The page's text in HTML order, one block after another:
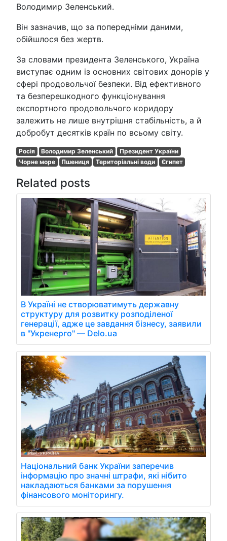
Володимир Зеленський.
Він зазначив, що за попередніми даними,
обійшлося без жертв.
За словами президента Зеленського, Україна
виступає одним із основних світових донорів у
сфері продовольчої безпеки. Від ефективного
та безперешкодного функціонування
експортного продовольчого коридору
залежить не лише внутрішня стабільність, а й
добробут десятків країн по всьому світу.
Росія Володимир Зеленський
Президент України
Чорне море
Пшениця Територіальні води Єгипет
Related posts
В Україні не створюватимуть державну
структуру для розвитку розподіленої
генерації, адже це завдання бізнесу, заявили
в "Укренерго" — Delo.ua
Національний банк України заперечив
інформацію про значні штрафи, які нібито
накладаються банками за порушення
фінансового моніторингу.